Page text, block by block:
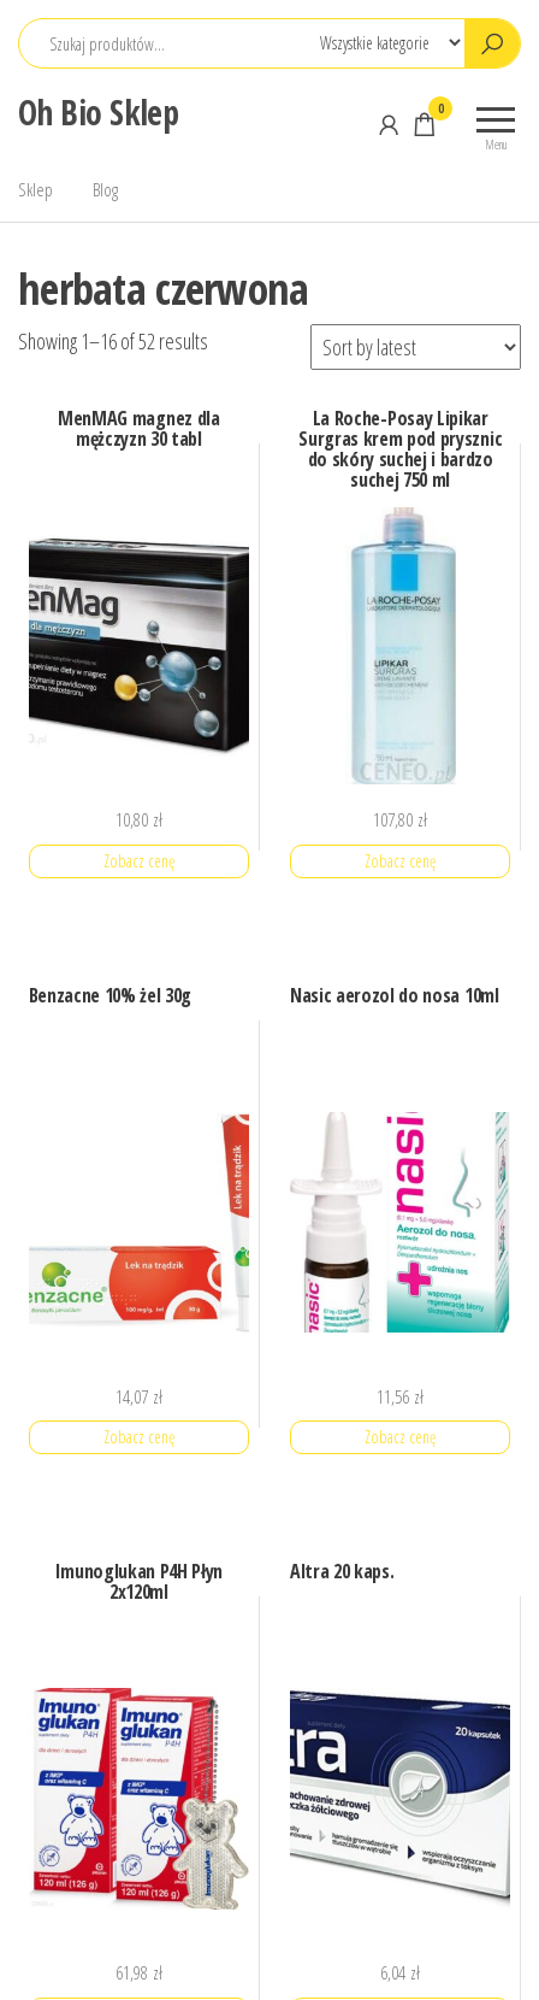
Przejdź
Oh Bio Sklep
Menu
0
Sklep Blog
herbata czerwona
Showing 1–16 of 52 results
MenMAG magnez dla
mężczyzn 30 tabl
10,80 zł
Zobacz cenę
La Roche-Posay Lipikar
Surgras krem pod prysznic
do skóry suchej i bardzo
suchej 750 ml
107,80 zł
Zobacz cenę
Benzacne 10% żel 30g
14,07 zł
Zobacz cenę
Nasic aerozol do nosa 10ml
11,56 zł
Zobacz cenę
Imunoglukan P4H Płyn
2x120ml
61,98 zł
Altra 20 kaps.
6,04 zł